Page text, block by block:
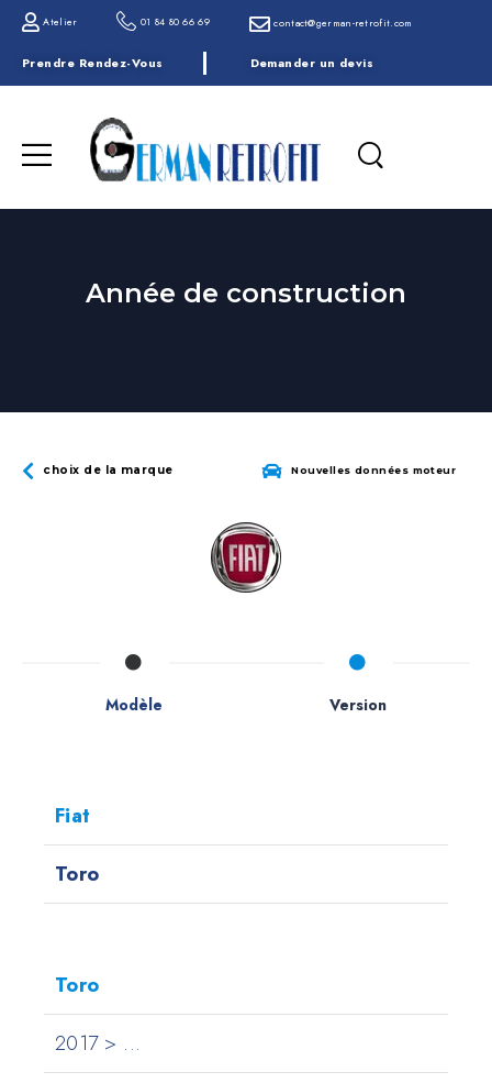
Atelier 01 84 80 66 69 contact@german-retrofit.com
Prendre Rendez-Vous Demander un devis
Année de construction
choix de la marque Nouvelles données moteur
Modèle Version
Fiat
Toro
Toro
2017 > ...